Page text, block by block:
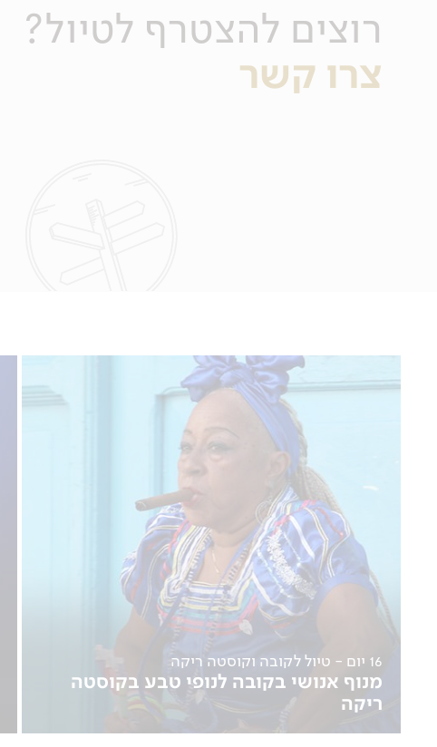
רוצים להצטרף לטיול?
צרו קשר
16 יום - טיול לקובה וקוסטה ריקה
מנוף אנושי בקובה לנופי טבע בקוסטה
ריקה